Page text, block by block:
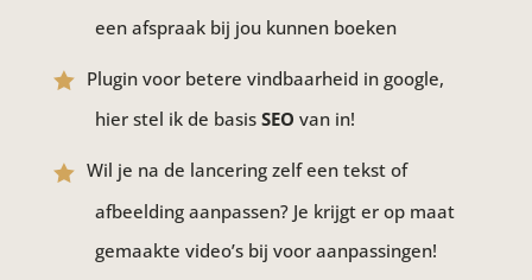
een afspraak bij jou kunnen boeken
Plugin voor betere vindbaarheid in google,
hier stel ik de basis SEO van in!
Wil je na de lancering zelf een tekst of
afbeelding aanpassen? Je krijgt er op maat
gemaakte video’s bij voor aanpassingen!